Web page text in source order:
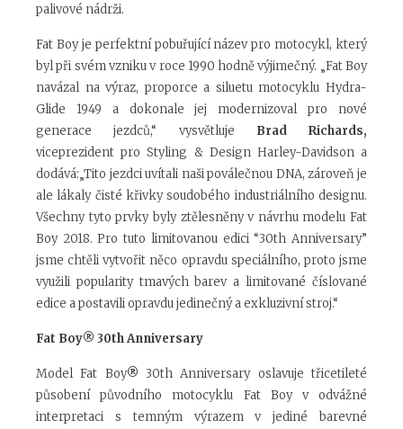
palivové nádrži.
Fat Boy je perfektní pobuřující název pro motocykl, který
byl při svém vzniku v roce 1990 hodně výjimečný. „Fat Boy
navázal na výraz, proporce a siluetu motocyklu Hydra-
Glide 1949 a dokonale jej modernizoval pro nové
generace jezdců,“ vysvětluje Brad Richards,
viceprezident pro Styling & Design Harley-Davidson a
dodává:„Tito jezdci uvítali naši poválečnou DNA, zároveň je
ale lákaly čisté křivky soudobého industriálního designu.
Všechny tyto prvky byly ztělesněny v návrhu modelu Fat
Boy 2018. Pro tuto limitovanou edici “30th Anniversary”
jsme chtěli vytvořit něco opravdu speciálního, proto jsme
využili popularity tmavých barev a limitované číslované
edice a postavili opravdu jedinečný a exkluzivní stroj.“
Fat Boy® 30th Anniversary
Model Fat Boy®30th Anniversary oslavuje třicetileté
působení původního motocyklu Fat Boy v odvážné
interpretaci s temným výrazem v jediné barevné